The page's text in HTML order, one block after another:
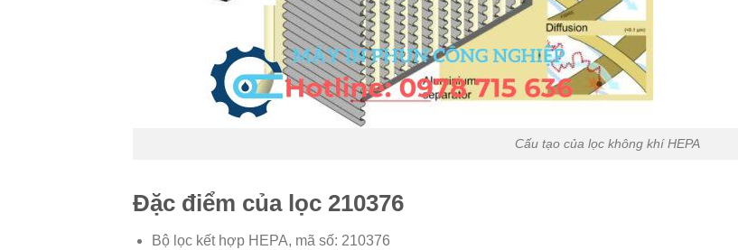
Cấu tạo của lọc không khí HEPA
Đặc điểm của lọc 210376
Bộ lọc kết hợp HEPA, mã số: 210376